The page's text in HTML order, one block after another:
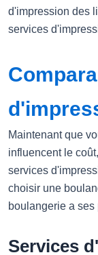
d'impression des
services
Maintenant que
influencent le
services
choisir une
boulangerie a
Services